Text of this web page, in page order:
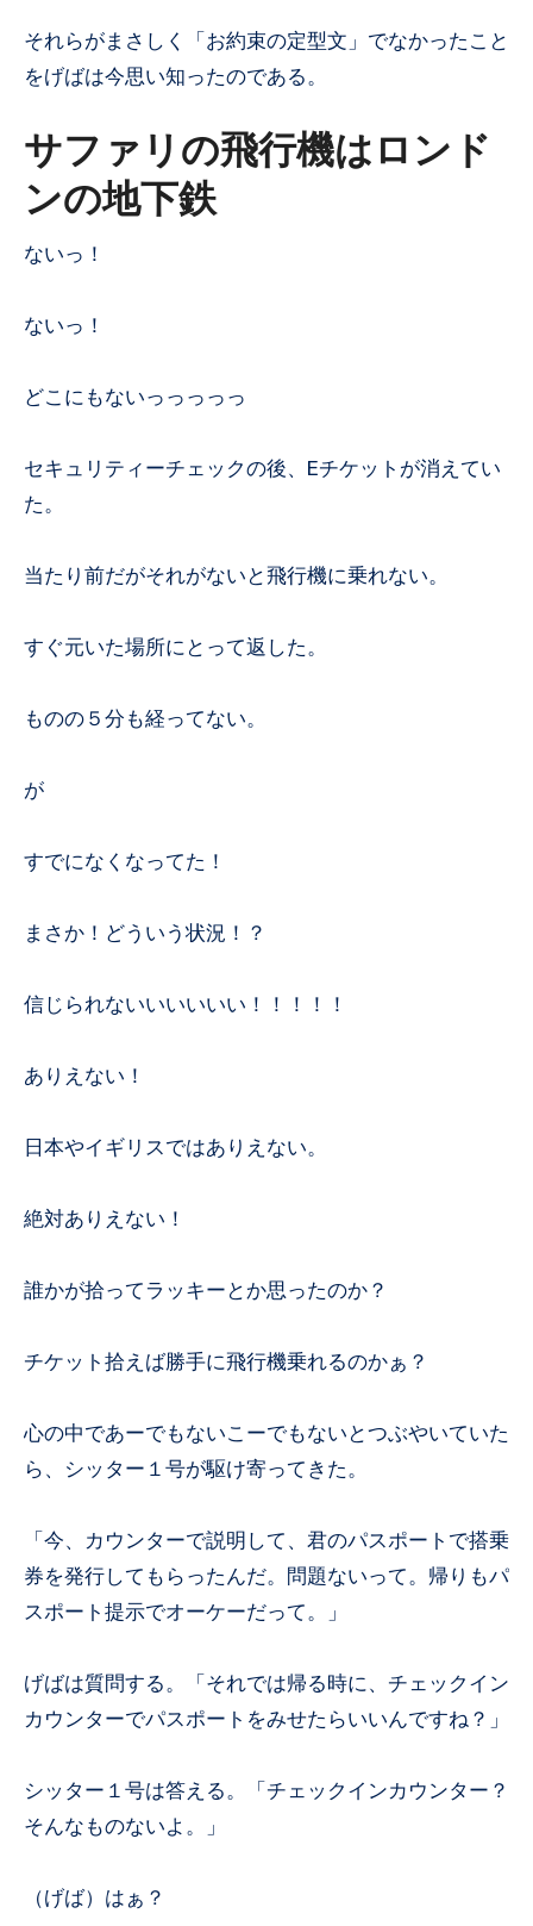
それらがまさしく「お約束の定型文」でなかったこと
をげばは今思い知ったのである。
サファリの飛行機はロンド
ンの地下鉄
ないっ！
ないっ！
どこにもないっっっっっ
セキュリティーチェックの後、Eチケットが消えてい
た。
当たり前だがそれがないと飛行機に乗れない。
すぐ元いた場所にとって返した。
ものの５分も経ってない。
が
すでになくなってた！
まさか！どういう状況！？
信じられないいいいいい！！！！！
ありえない！
日本やイギリスではありえない。
絶対ありえない！
誰かが拾ってラッキーとか思ったのか？
チケット拾えば勝手に飛行機乗れるのかぁ？
心の中であーでもないこーでもないとつぶやいていた
ら、シッター１号が駆け寄ってきた。
「今、カウンターで説明して、君のパスポートで搭乗
券を発行してもらったんだ。問題ないって。帰りもパ
スポート提示でオーケーだって。」
げばは質問する。「それでは帰る時に、チェックイン
カウンターでパスポートをみせたらいいんですね？」
シッター１号は答える。「チェックインカウンター？
そんなものないよ。」
（げば）はぁ？